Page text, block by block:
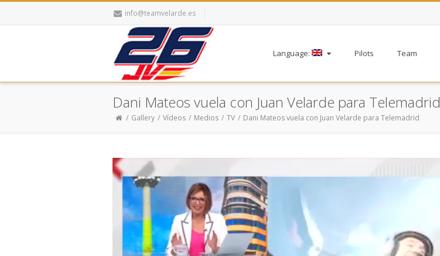
info@teamvelarde.es
Language: Pilots Team
Dani Mateos vuela con Juan Velarde para Telemadrid
Gallery Vídeos Medios TV Dani Mateos vuela con Juan Velarde para Telemadrid